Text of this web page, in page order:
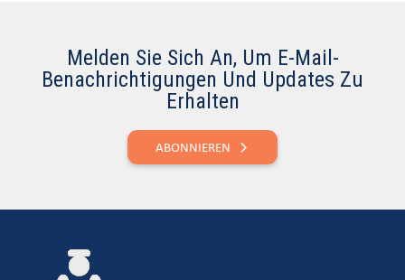
Melden Sie Sich An, Um E-Mail-
Benachrichtigungen Und Updates Zu
Erhalten
ABONNIEREN